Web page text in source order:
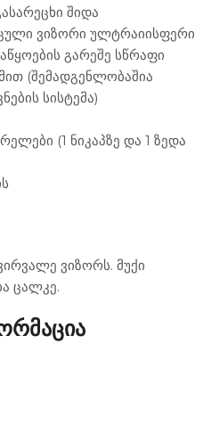
შიდა
ვიზორი ულტრაიისფერი
გარეშე სწრაფი
(შემადგენლობაშია
სისტემა)
(1 ნიკაპზე და 1 ზედა
ვიზორს. მუქი
ცალკე.